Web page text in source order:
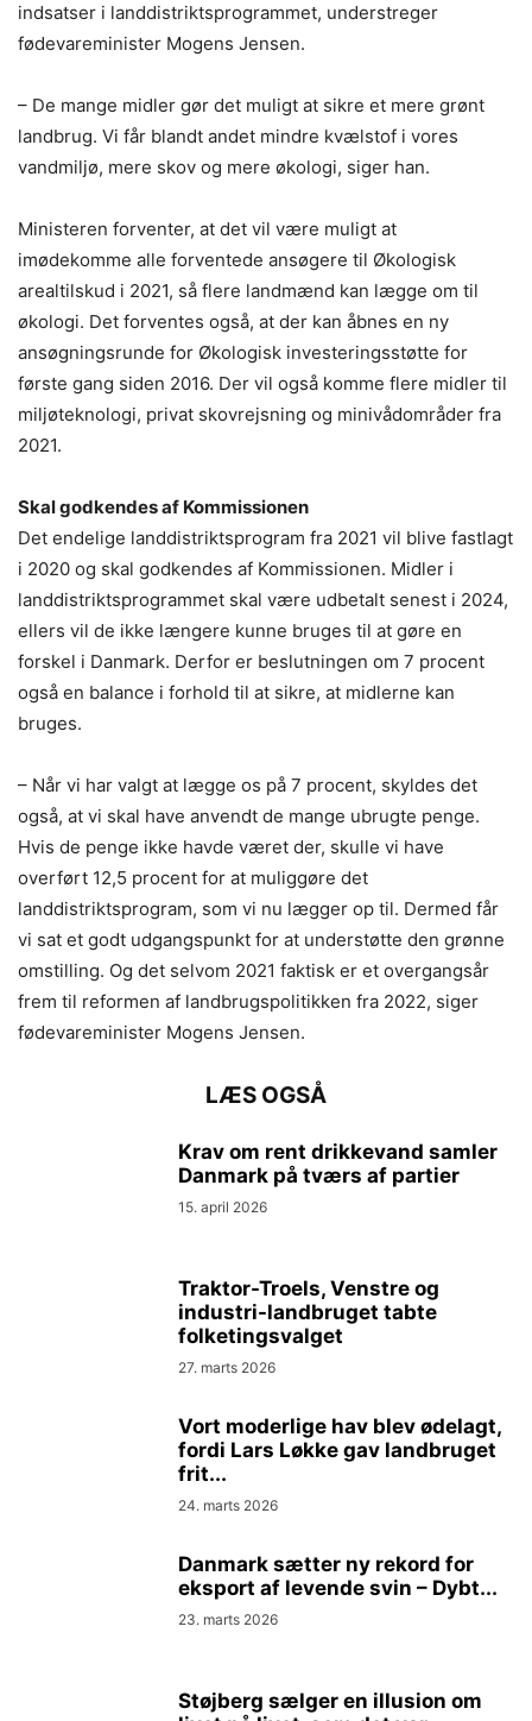
indsatser i landdistriktsprogrammet, understreger
fødevareminister Mogens Jensen.
– De mange midler gør det muligt at sikre et mere grønt
landbrug. Vi får blandt andet mindre kvælstof i vores
vandmiljø, mere skov og mere økologi, siger han.
Ministeren forventer, at det vil være muligt at
imødekomme alle forventede ansøgere til Økologisk
arealtilskud i 2021, så flere landmænd kan lægge om til
økologi. Det forventes også, at der kan åbnes en ny
ansøgningsrunde for Økologisk investeringsstøtte for
første gang siden 2016. Der vil også komme flere midler til
miljøteknologi, privat skovrejsning og minivådområder fra
2021.
Skal godkendes af Kommissionen
Det endelige landdistriktsprogram fra 2021 vil blive fastlagt
i 2020 og skal godkendes af Kommissionen. Midler i
landdistriktsprogrammet skal være udbetalt senest i 2024,
ellers vil de ikke længere kunne bruges til at gøre en
forskel i Danmark. Derfor er beslutningen om 7 procent
også en balance i forhold til at sikre, at midlerne kan
bruges.
– Når vi har valgt at lægge os på 7 procent, skyldes det
også, at vi skal have anvendt de mange ubrugte penge.
Hvis de penge ikke havde været der, skulle vi have
overført 12,5 procent for at muliggøre det
landdistriktsprogram, som vi nu lægger op til. Dermed får
vi sat et godt udgangspunkt for at understøtte den grønne
omstilling. Og det selvom 2021 faktisk er et overgangsår
frem til reformen af landbrugspolitikken fra 2022, siger
fødevareminister Mogens Jensen.
LÆS OGSÅ
Krav om rent drikkevand samler
Danmark på tværs af partier
15. april 2026
Traktor-Troels, Venstre og
industri-landbruget tabte
folketingsvalget
27. marts 2026
Vort moderlige hav blev ødelagt,
fordi Lars Løkke gav landbruget
frit...
24. marts 2026
Danmark sætter ny rekord for
eksport af levende svin – Dybt...
23. marts 2026
Støjberg sælger en illusion om